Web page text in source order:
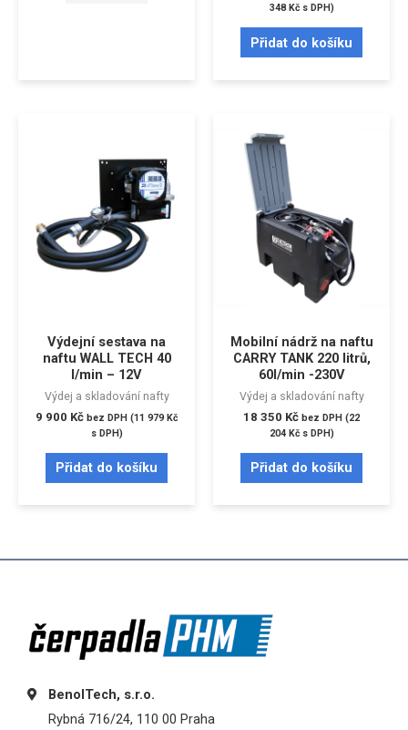
348 Kčs DPH)
Přidat do košíku
Výdejní sestava na
naftu WALL TECH 40
l/min – 12V
Výdej a skladování nafty
9 900 Kč bez DPH (11 979 Kč
s DPH)
Přidat do košíku
Mobilní nádrž na naftu
CARRY TANK 220 litrů,
60l/min -230V
Výdej a skladování nafty
18 350 Kč bez DPH (22
204 Kčs DPH)
Přidat do košíku
BenolTech, s.r.o.
Rybná 716/24, 110 00 Praha